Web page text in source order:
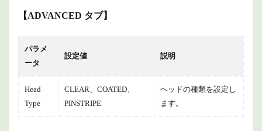
【ADVANCED タブ】
パラメ
ータ
設定値 説明
Head
Type
CLEAR、COATED、
PINSTRIPE
ヘッドの種類を設定し
ます。